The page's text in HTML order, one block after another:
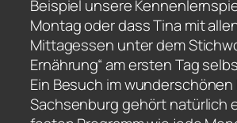
Beispiel unsere
Montag oder dass Tina mit
Mittagessen unter dem
Ernährung“ am ersten Tag
Ein Besuch im wunderschönen
Sachsenburg gehört natürlich